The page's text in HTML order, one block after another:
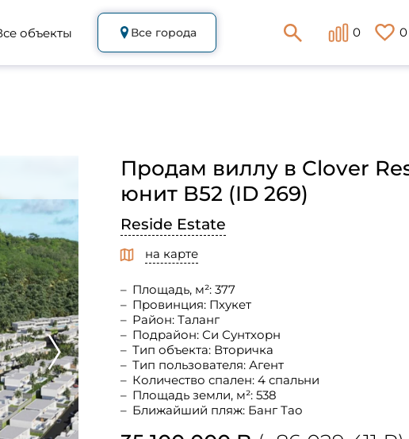
объекты Все города 0 0
Продам виллу в Clover
юнит B52 (ID 269)
Reside Estate
на карте
Площадь, м²: 377
Провинция: Пхукет
Район: Таланг
Подрайон: Си Сунтхорн
Тип объекта: Вторичка
Тип пользователя: Агент
Количество спален: 4 спальни
Площадь земли, м²: 538
Ближайший пляж: Банг Тао